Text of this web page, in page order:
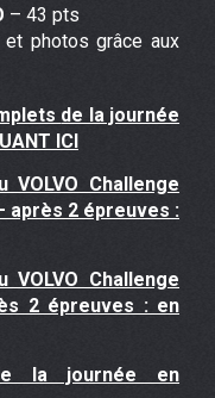
– 43 pts
photos grâce aux
de la journée
ICI
VOLVO Challenge
après 2 épreuves :
VOLVO Challenge
2 épreuves : en
la journée en